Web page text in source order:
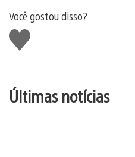
Você gostou disso?
Curtir
Últimas notícias